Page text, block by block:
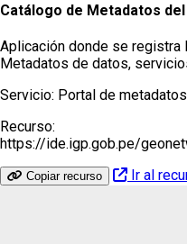
Catálogo de Metadatos
Aplicación donde se registra
Metadatos de datos,
Servicio: Portal de metadatos
Recurso:
https://ide.igp.gob.pe/
Copiar recurso Ir al